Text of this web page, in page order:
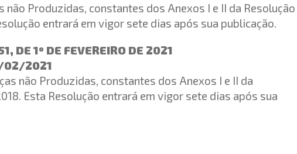
não Produzidas, constantes dos Anexos I e II da Resolução
entrará em vigor sete dias após sua publicação.
DE 1º DE FEVEREIRO DE 2021
02/2021
não Produzidas, constantes dos Anexos I e II da
Esta Resolução entrará em vigor sete dias após sua